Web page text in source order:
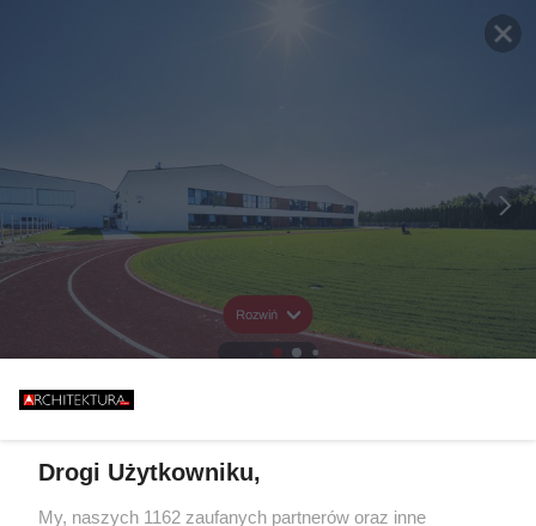
Rozwiń
Drogi Użytkowniku,
My, naszych 1162 zaufanych partnerów oraz inne